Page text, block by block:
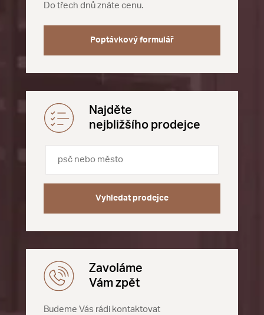
Do třech dnů znáte cenu.
Poptávkový formulář
Najděte
nejbližšího prodejce
Vyhledat prodejce
Zavoláme
Vám zpět
Budeme Vás rádi kontaktovat